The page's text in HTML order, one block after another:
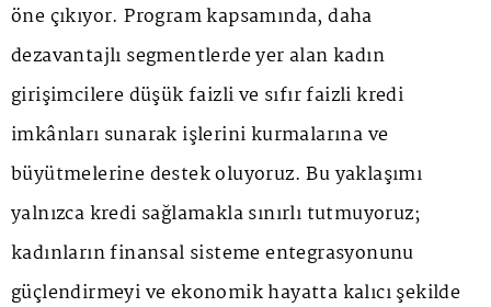
öne çıkıyor. Program kapsamında, daha
dezavantajlı segmentlerde yer alan kadın
girişimcilere düşük faizli ve sıfır faizli kredi
imkânları sunarak işlerini kurmalarına ve
büyütmelerine destek oluyoruz. Bu yaklaşımı
yalnızca kredi sağlamakla sınırlı tutmuyoruz;
kadınların finansal sisteme entegrasyonunu
güçlendirmeyi ve ekonomik hayatta kalıcı şekilde